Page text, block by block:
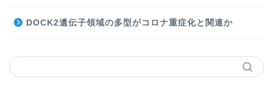
DOCK2遺伝子領域の多型がコロナ重症化と関連か